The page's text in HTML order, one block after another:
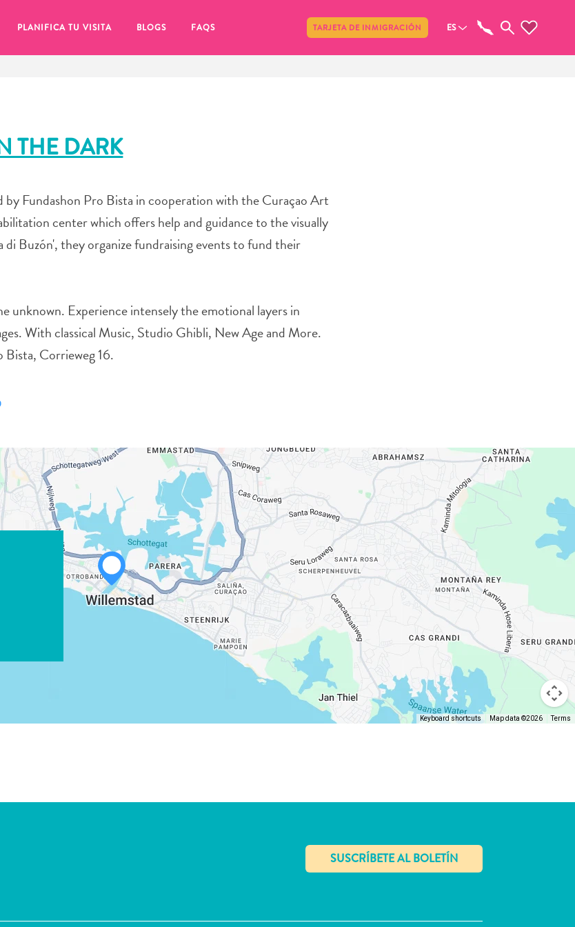
PLANIFICA TU VISITA BLOGS FAQS TARJETA DE INMIGRACIÓN ES
THE DARK
Fundashon Pro Bista in cooperation with the Curaçao Art
center which offers help and guidance to the visually
Buzón', they organize fundraising events to fund their
unknown. Experience intensely the emotional layers in
With classical Music, Studio Ghibli, New Age and More.
Corrieweg 16.
WHATSAPP
FACEBOOK
Keyboard shortcuts Map data ©2026 Terms
✕
Compartir